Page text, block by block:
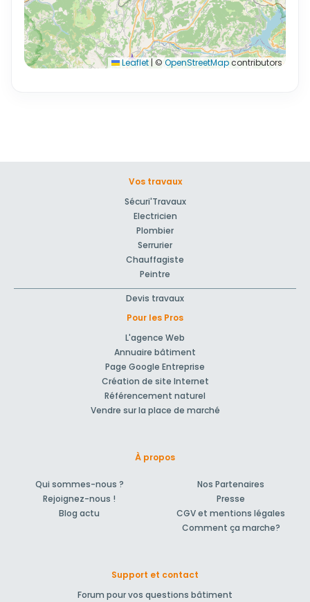
Leaflet | © OpenStreetMapcontributors
Vos travaux
Sécuri'Travaux
Electricien
Plombier
Serrurier
Chauffagiste
Peintre
Devis travaux
Pour les Pros
L'agence Web
Annuaire bâtiment
Page Google Entreprise
Création de site Internet
Référencement naturel
Vendre sur la place de marché
À propos
Qui sommes-nous ?
Rejoignez-nous !
Blog actu
Nos Partenaires
Presse
CGV et mentions légales
Comment ça marche?
Support et contact
Forum pour vos questions bâtiment